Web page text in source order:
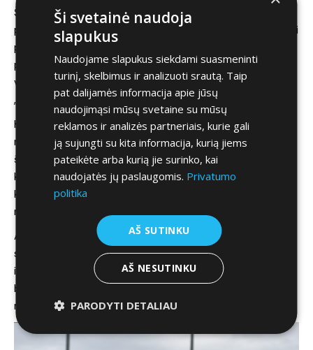
Šie, šeštos kartos Mustang‘ai turi ir nepriklausomą galinę
pakabą. Neteko bandyti ankstesnio modelio, bet šis valdosi
paklusniai ir yra pakankamai komfortiškas. Ir vieną kitą
posūkį gali įveikti. Kaip papildomą įrangą galite užsisakyti ir
visų labai giriamą adaptyvų amortizatorių valdymą
„Magneride“.
Kiek pavarų gali prireikti? Čia jų gausite daugiau, nei galima
norėti. 10! Važinėjant Vokietijos autobahn’ais įvertintumėt
šį privalumą, bet mieste tiesiog atrodo, kad pavarų dėžės
kompiuteriui per daug pasirinkimo. Pavaromis groja, kaip
klavišiniu instrumentu. Situacija geresnė įsijungus sport
režimą, mažiau dvejonių, daugiau veiksmų.
Apie dydžius. Vairuojant mašina atrodo labai plati, todėl
siaurose gatvelėse, nė velnio nesijauti gerai. Ir dar kapotas
ilgas, kaip tikro
muscle car‘o. Vietos gale nesitikėkit, bet
bagažinės dydis tikrai nustebins gerąja prasme – telpa ir
nesmulkaus sudėjimo vyriškiai.
Ši svetainė naudoja
slapukus
Naudojame slapukus siekdami suasmeninti
turinį, skelbimus ir analizuoti srautą. Taip
pat dalijamės informacija apie jūsų
naudojimąsi mūsų svetaine su mūsų
reklamos ir analizės partneriais, kurie gali
ją sujungti su kita informacija, kurią jiems
pateikėte arba kurią jie surinko, kai
naudojatės jų paslaugomis. Privatumo
politika
AŠ SUTINKU
AŠ NESUTINKU
PARODYTI DETALIAU